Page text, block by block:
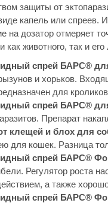
защиты от
капель или спреев.
на дозатор отмеряет
животного, так и
спрей БАРС®
и хорьков.
для
спрей БАРС®
Препарат
клещей и блох для
для кошек. Разница
спрей БАРС®
Регулятор роста
а также
спрей БАРС®